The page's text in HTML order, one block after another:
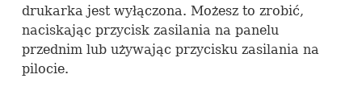
drukarka jest wyłączona. Możesz to zrobić,
naciskając przycisk zasilania na panelu
przednim lub używając przycisku zasilania na
pilocie.